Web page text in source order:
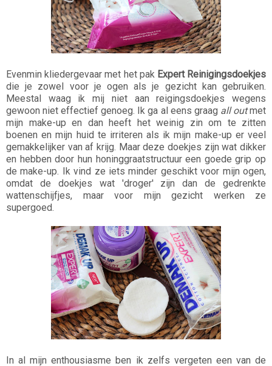
Evenmin kliedergevaar met het pak Expert Reinigingsdoekjes
die je zowel voor je ogen als je gezicht kan gebruiken.
Meestal waag ik mij niet aan reigingsdoekjes wegens
gewoon niet effectief genoeg. Ik ga al eens graag all outmet
mijn make-up en dan heeft het weinig zin om te zitten
boenen en mijn huid te irriteren als ik mijn make-up er veel
gemakkelijker van af krijg. Maar deze doekjes zijn wat dikker
en hebben door hun honinggraatstructuur een goede grip op
de make-up. Ik vind ze iets minder geschikt voor mijn ogen,
omdat de doekjes wat 'droger' zijn dan de gedrenkte
wattenschijfjes, maar voor mijn gezicht werken ze
supergoed.
In al mijn enthousiasme ben ik zelfs vergeten een van de